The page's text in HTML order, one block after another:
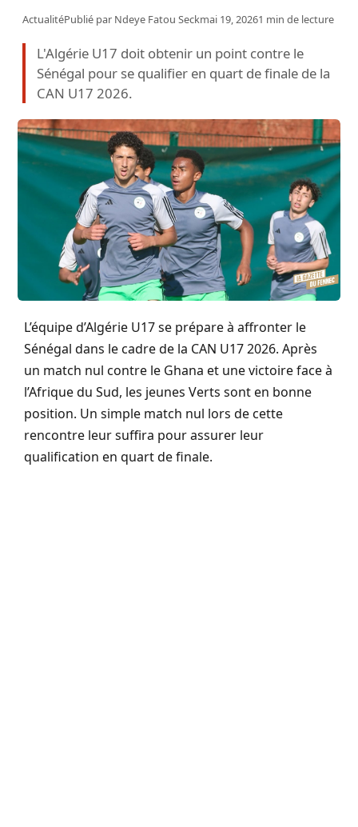
ActualitéPublié par Ndeye Fatou Seckmai 19, 20261 min de lecture
L'Algérie U17 doit obtenir un point contre le
Sénégal pour se qualifier en quart de finale de la
CAN U17 2026.
L’équipe d’Algérie U17 se prépare à affronter le
Sénégal dans le cadre de la CAN U17 2026. Après
un match nul contre le Ghana et une victoire face à
l’Afrique du Sud, les jeunes Verts sont en bonne
position. Un simple match nul lors de cette
rencontre leur suffira pour assurer leur
qualification en quart de finale.